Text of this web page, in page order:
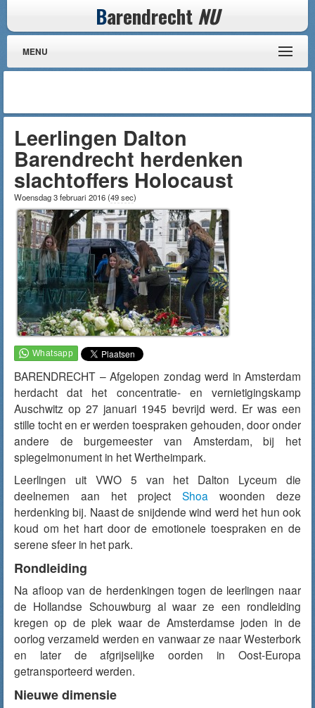
Barendrecht NU
MENU
Leerlingen Dalton
Barendrecht herdenken
slachtoffers Holocaust
Woensdag 3 februari 2016(49 sec)
BARENDRECHT – Afgelopen zondag werd in Amsterdam
herdacht dat het concentratie- en vernietigingskamp
Auschwitz op 27 januari 1945 bevrijd werd. Er was een
stille tocht en er werden toespraken gehouden, door onder
andere de burgemeester van Amsterdam, bij het
spiegelmonument in het Wertheimpark.
Leerlingen uit VWO 5 van het Dalton Lyceum die
deelnemen aan het project Shoa woonden deze
herdenking bij. Naast de snijdende wind werd het hun ook
koud om het hart door de emotionele toespraken en de
serene sfeer in het park.
Rondleiding
Na afloop van de herdenkingen togen de leerlingen naar
de Hollandse Schouwburg al waar ze een rondleiding
kregen op de plek waar de Amsterdamse joden in de
oorlog verzameld werden en vanwaar ze naar Westerbork
en later de afgrijselijke oorden in Oost-Europa
getransporteerd werden.
Nieuwe dimensie